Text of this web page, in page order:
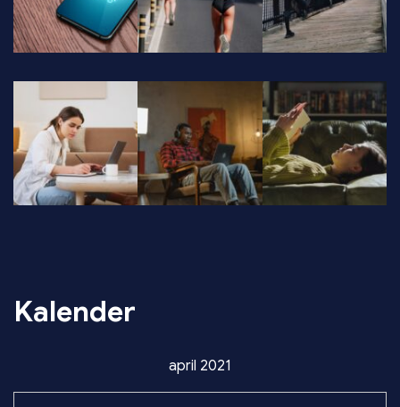
Kalender
april 2021